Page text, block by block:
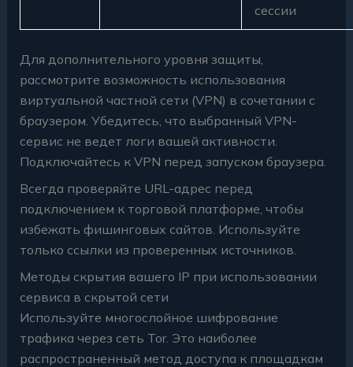
сессии
Для дополнительного уровня защиты,
рассмотрите возможность использования
виртуальной частной сети (VPN) в сочетании с
браузером. Убедитесь, что выбранный VPN-
сервис не ведет логи вашей активности.
Подключайтесь к VPN перед запуском браузера.
Всегда проверяйте URL-адрес перед
подключением к торговой платформе, чтобы
избежать фишинговых сайтов. Используйте
только ссылки из проверенных источников.
Методы скрытия вашего IP при использовании
сервиса в скрытой сети
Используйте многослойное шифрование
трафика через сеть Tor. Это наиболее
распространенный метод доступа к площадкам